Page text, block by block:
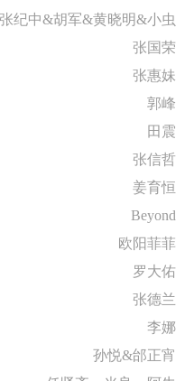
纪中&胡军&黄晓明&小虫
张国荣
张惠妹
郭峰
田震
张信哲
姜育恒
Beyond
欧阳菲菲
罗大佑
张德兰
李娜
孙悦&邰正宵